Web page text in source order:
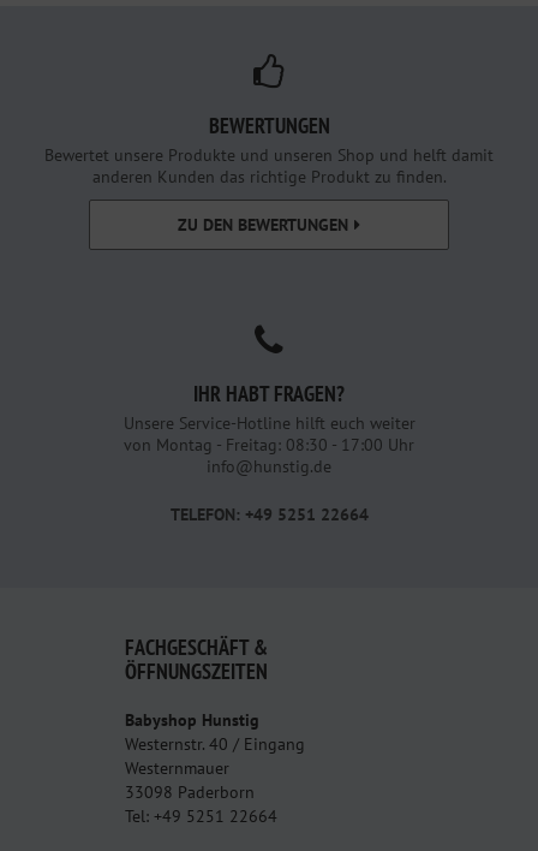
BEWERTUNGEN
Bewertet unsere Produkte und unseren Shop und helft damit
anderen Kunden das richtige Produkt zu finden.
ZU DEN BEWERTUNGEN
IHR HABT FRAGEN?
Unsere Service-Hotline hilft euch weiter
von Montag - Freitag: 08:30 - 17:00 Uhr
info@hunstig.de
TELEFON: +49 5251 22664
FACHGESCHÄFT &
ÖFFNUNGSZEITEN
Babyshop Hunstig
Westernstr. 40 / Eingang
Westernmauer
33098 Paderborn
Tel: +49 5251 22664